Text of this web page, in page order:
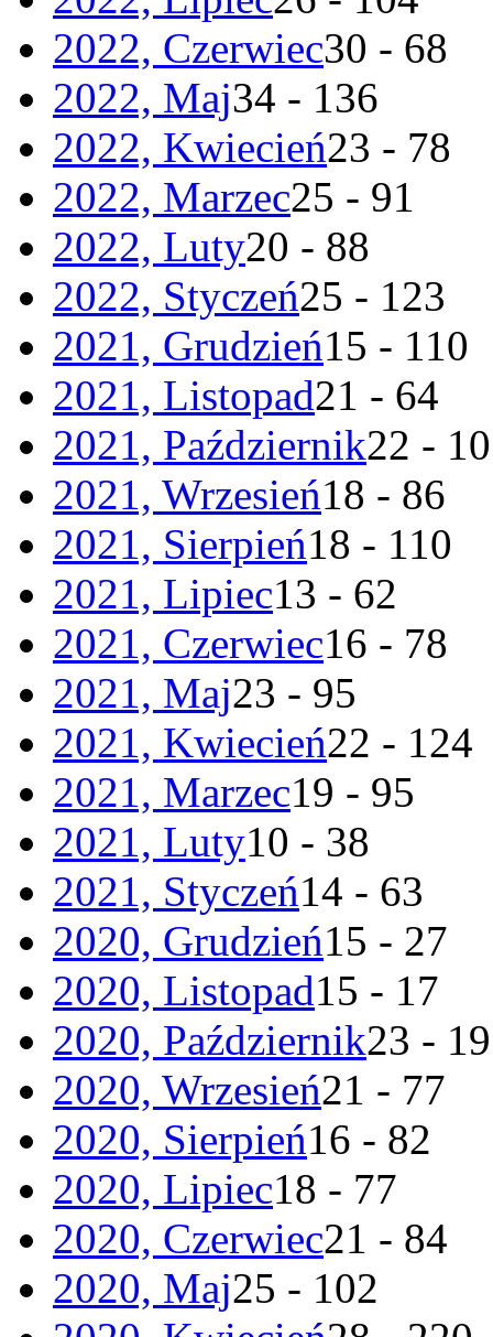
2022, Czerwiec30 - 68
2022, Maj34 - 136
2022, Kwiecień23 - 78
2022, Marzec25 - 91
2022, Luty20 - 88
2022, Styczeń25 - 123
2021, Grudzień15 - 110
2021, Listopad21 - 64
2021, Październik22 -
2021, Wrzesień18 - 86
2021, Sierpień18 - 110
2021, Lipiec13 - 62
2021, Czerwiec16 - 78
2021, Maj23 - 95
2021, Kwiecień22 - 124
2021, Marzec19 - 95
2021, Luty10 - 38
2021, Styczeń14 - 63
2020, Grudzień15 - 27
2020, Listopad15 - 17
2020, Październik23 - 19
2020, Wrzesień21 - 77
2020, Sierpień16 - 82
2020, Lipiec18 - 77
2020, Czerwiec21 - 84
2020, Maj25 - 102